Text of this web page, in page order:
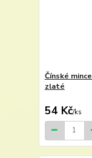
Čínské
zlaté
54 Kč/ks